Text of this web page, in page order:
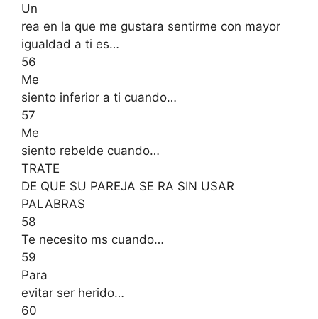
Un
rea en la que me gustara sentirme con mayor
igualdad a ti es…
56
Me
siento inferior a ti cuando…
57
Me
siento rebelde cuando…
TRATE
DE QUE SU PAREJA SE RA SIN USAR
PALABRAS
58
Te necesito ms cuando…
59
Para
evitar ser herido…
60